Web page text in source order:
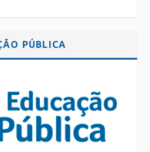
PÚBLICA